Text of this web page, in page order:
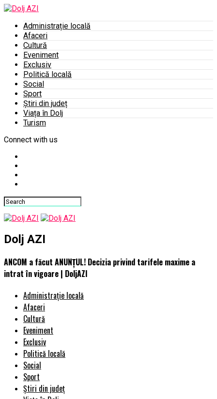
Administrație locală
Afaceri
Cultură
Eveniment
Exclusiv
Politică locală
Social
Sport
Știri din județ
Viața în Dolj
Turism
Connect with us
Dolj AZI
ANCOM a făcut ANUNȚUL! Decizia privind tarifele maxime a
intrat în vigoare | DoljAZI
Administrație locală
Afaceri
Cultură
Eveniment
Exclusiv
Politică locală
Social
Sport
Știri din județ